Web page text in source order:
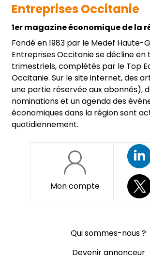
Entreprises Occitanie
1er magazine économique de la
Fondé en 1983 par le Medef Haute-
Entreprises Occitanie se décline en
trimestriels, complétés par le Top
Occitanie. Sur le site internet, des
une partie réservée aux abonnés),
nominations et un agenda des
économiques dans la région sont
quotidiennement.
Mon compte
Qui sommes-nous ?
Devenir annonceur